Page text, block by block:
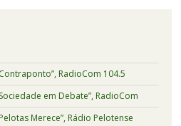
RadioCom 104.5
em Debate”, RadioCom
Merece”, Rádio Pelotense